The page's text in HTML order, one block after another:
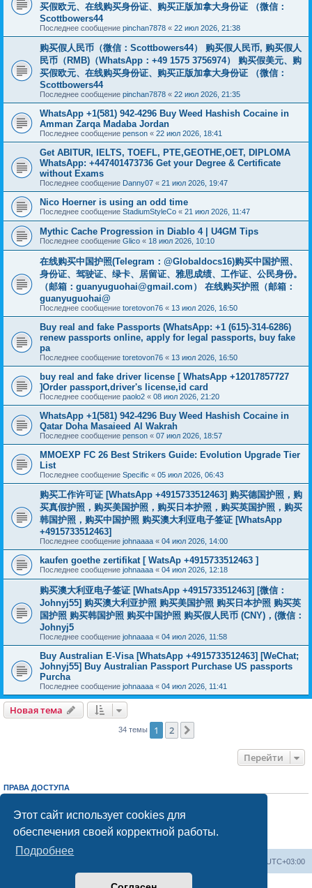
Этот сайт использует cookies для
обеспечения своей корректной работы.
Подробнее
买假欧元、在线购买身份证、购买正版加拿大身份证 （微信：
Scottbowers44
Последнее сообщение pinchan7878 « 22 июл 2026, 21:38
购买假人民币（微信：Scottbowers44） 购买假人民币, 购买假人
民币（RMB)（WhatsApp：+49 1575 3756974） 购买假美元、购
买假欧元、在线购买身份证、购买正版加拿大身份证 （微信：
Scottbowers44
Последнее сообщение pinchan7878 « 22 июл 2026, 21:35
WhatsApp +1(581) 942-4296 Buy Weed Hashish Cocaine in
Amman Zarqa Madaba Jordan
Последнее сообщение penson « 22 июл 2026, 18:41
Get ABITUR, IELTS, TOEFL, PTE,GEOTHE,OET, DIPLOMA
WhatsApp: +447401473736 Get your Degree & Certificate
without Exams
Последнее сообщение Danny07 « 21 июл 2026, 19:47
Nico Hoerner is using an odd time
Последнее сообщение StadiumStyleCo « 21 июл 2026, 11:47
Mythic Cache Progression in Diablo 4 | U4GM Tips
Последнее сообщение Glico « 18 июл 2026, 10:10
在线购买中国护照(Telegram：@Globaldocs16)购买中国护照、
身份证、驾驶证、绿卡、居留证、雅思成绩、工作证、公民身份。
（邮箱： guanyuguohai@gmail.com ） 在线购买护照（邮箱：
guanyuguohai@
Последнее сообщение toretovon76 « 13 июл 2026, 16:50
Buy real and fake Passports (WhatsApp: +1 (615)-314-6286)
renew passports online, apply for legal passports, buy fake
pa
Последнее сообщение toretovon76 « 13 июл 2026, 16:50
buy real and fake driver license [ WhatsApp +12017857727
]Order passport,driver's license,id card
Последнее сообщение paolo2 « 08 июл 2026, 21:20
WhatsApp +1(581) 942-4296 Buy Weed Hashish Cocaine in
Qatar Doha Masaieed Al Wakrah
Последнее сообщение penson « 07 июл 2026, 18:57
MMOEXP FC 26 Best Strikers Guide: Evolution Upgrade Tier
List
Последнее сообщение Specific « 05 июл 2026, 06:43
购买工作许可证 [WhatsApp +4915733512463] 购买德国护照，购
买真假护照，购买美国护照，购买日本护照，购买英国护照，购买
韩国护照，购买中国护照 购买澳大利亚电子签证 [WhatsApp
+4915733512463]
Последнее сообщение johnaaaa « 04 июл 2026, 14:00
kaufen goethe zertifikat [ WatsAp +4915733512463 ]
Последнее сообщение johnaaaa « 04 июл 2026, 12:18
购买澳大利亚电子签证 [WhatsApp +4915733512463] [微信：
Johnyj55] 购买澳大利亚护照 购买美国护照 购买日本护照 购买英
国护照 购买韩国护照 购买中国护照 购买假人民币 (CNY)，(微信：
Johnyj5
Последнее сообщение johnaaaa « 04 июл 2026, 11:58
Buy Australian E-Visa [WhatsApp +4915733512463] [WeChat;
Johnyj55] Buy Australian Passport Purchase US passports
Purcha
Последнее сообщение johnaaaa « 04 июл 2026, 11:41
Новая тема
34 темы 1 2
Перейти
ПРАВА ДОСТУПА
Выне можетеотвечать на сообщения
Выне можетередактировать свои сообщения
Выне можетеудалять свои сообщения
добавлять вложения
UTC+03:00
Создано на основеphpBB® Forum Software © phpBB Limited